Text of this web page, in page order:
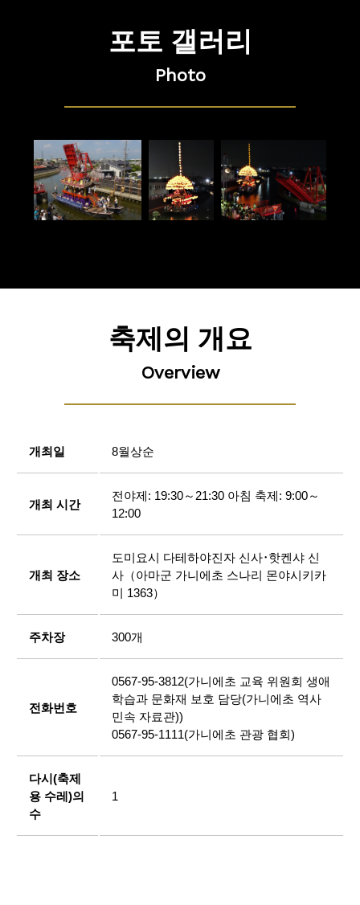
포토 갤러리
Photo
축제의 개요
Overview
개최일 8월상순
개최 시간
전야제: 19:30～21:30 아침 축제: 9:00～
12:00
개최 장소
도미요시 다테하야진자 신사･핫켄샤 신
사（아마군 가니에초 스나리 몬야시키카
미 1363）
주차장 300개
전화번호
0567-95-3812(가니에초 교육 위원회 생애
학습과 문화재 보호 담당(가니에초 역사
민속 자료관))
0567-95-1111(가니에초 관광 협회)
다시(축제
용 수레)의
수
1